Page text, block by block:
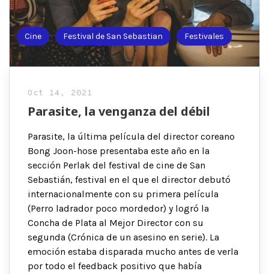
Cine Festival de San Sebastian Festivales
Oct 14, 2021
Parasite, la venganza del débil
Parasite, la última película del director coreano
Bong Joon-hose presentaba este año en la
sección Perlak del festival de cine de San
Sebastián, festival en el que el director debutó
internacionalmente con su primera película
(Perro ladrador poco mordedor) y logró la
Concha de Plata al Mejor Director con su
segunda (Crónica de un asesino en serie). La
emoción estaba disparada mucho antes de verla
por todo el feedback positivo que había